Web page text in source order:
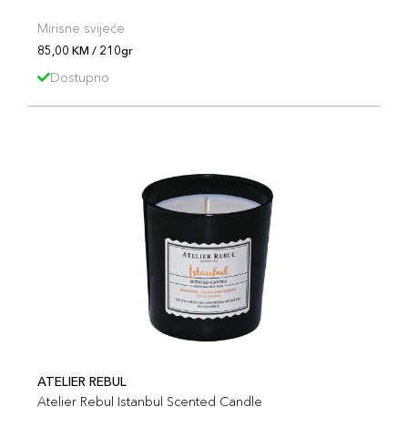
Mirisne svijeće
85,00 KM / 210gr
Dostupno
ATELIER REBUL
Atelier Rebul Istanbul Scented Candle